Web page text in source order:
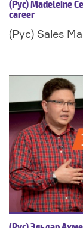
(Рус) Madeleine
career
(Рус) Sales